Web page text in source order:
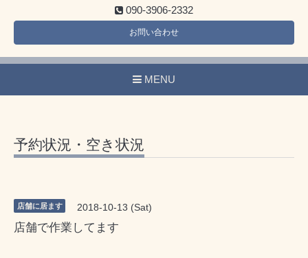
090-3906-2332
お問い合わせ
MENU
予約状況・空き状況
店舗に居ます 2018-10-13 (Sat)
店舗で作業してます